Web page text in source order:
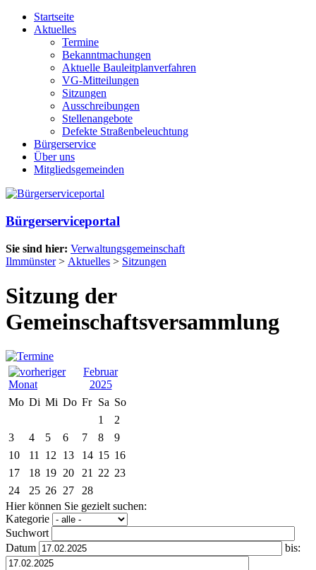
Startseite
Aktuelles
Termine
Bekanntmachungen
Aktuelle Bauleitplanverfahren
VG-Mitteilungen
Sitzungen
Ausschreibungen
Stellenangebote
Defekte Straßenbeleuchtung
Bürgerservice
Über uns
Mitgliedsgemeinden
Bürgerserviceportal
Sie sind hier: Verwaltungsgemeinschaft
Ilmmünster> Aktuelles > Sitzungen
Sitzung der
Gemeinschaftsversammlung
Februar
2025
Mo Di Mi Do Fr Sa So
1
2
3
4 5 6 7 8
9
10
11 12 13 14 15 16
17
18 19 20 21 22 23
24
25 26 27
28
Hier können Sie gezielt suchen:
Kategorie
Suchwort
Datum
bis: